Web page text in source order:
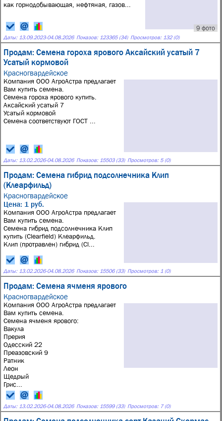
9 фото
как горнодобывающая, нефтяная, газов...
Даты: 13.09.2023-04.08.2026 Показов: 123365 (34) Просмотров: 132 (0)
Продам: Семена гороха ярового Аксайский усатый 7
Усатый кормовой
Красногвардейское
Компания ООО АгроАстра предлагает
Вам купить семена.
Семена гороха ярового купить.
Аксайский усатый 7
Усатый кормовой
Семена соответствуют ГОСТ ...
Даты: 13.02.2026-04.08.2026 Показов: 15503 (33) Просмотров: 5 (0)
Продам: Семена гибрид подсолнечника Клип
(Клеарфильд)
Красногвардейское
Цена: 1 руб.
Компания ООО АгроАстра предлагает
Вам купить семена.
Семена гибрид подсолнечника Клип
купить (Clearfield) Клеарфильд.
Клип (протравлен) гибрид (Cl...
Даты: 13.02.2026-04.08.2026 Показов: 15506 (33) Просмотров: 1 (0)
Продам: Семена ячменя ярового
Красногвардейское
Компания ООО АгроАстра предлагает
Вам купить семена.
Семена ячменя ярового:
Вакула
Прерия
Одесский 22
Преазовский 9
Ратник
Леон
Щедрый
Грис...
Даты: 13.02.2026-04.08.2026 Показов: 15599 (33) Просмотров: 7 (0)